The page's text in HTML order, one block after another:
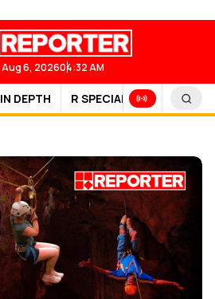
Aug 6, 202604:32 AM
IN DEPTH R SPECIAL SPORTS